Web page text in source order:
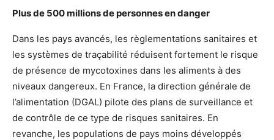
Plus de 500 millions de personnes en danger
Dans les pays avancés, les règlementations sanitaires et
les systèmes de traçabilité réduisent fortement le risque
de présence de mycotoxines dans les aliments à des
niveaux dangereux. En France, la direction générale de
l’alimentation (DGAL) pilote des plans de surveillance et
de contrôle de ce type de risques sanitaires. En
revanche, les populations de pays moins développés